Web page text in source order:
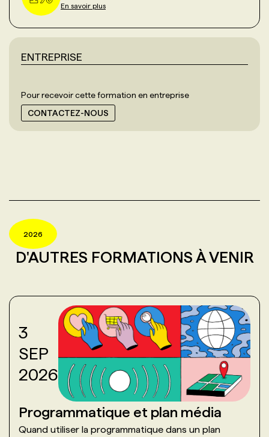
En savoir plus
ENTREPRISE
Pour recevoir cette formation en entreprise
CONTACTEZ-NOUS
2026
D'AUTRES FORMATIONS À VENIR
3
SEP
2026
Programmatique et plan média
Quand utiliser la programmatique dans un plan